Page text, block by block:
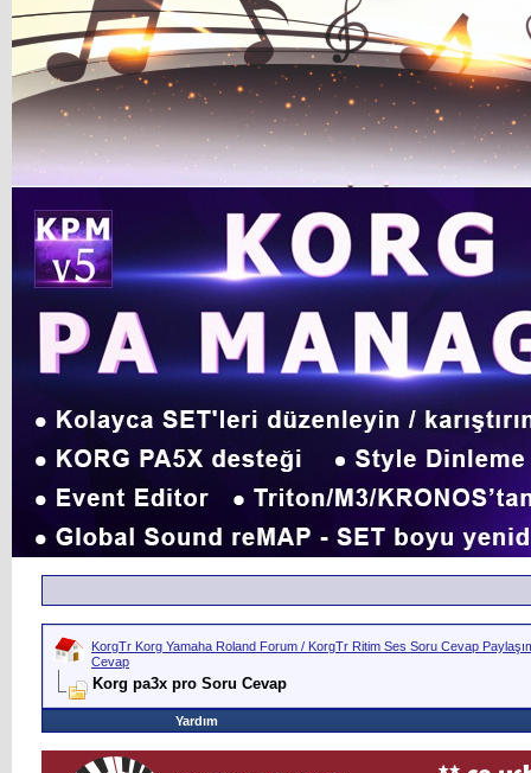
KorgTr Korg Yamaha Roland Forum / KorgTr Ritim Ses Soru Cevap
Cevap
Korg pa3x pro Soru Cevap
Yardım